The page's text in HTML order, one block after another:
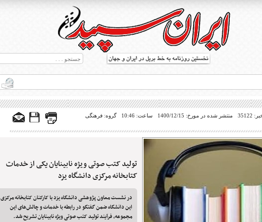
بریل در جهان
منتشر شده در مورخ: 1400/12/15 ساعت: 10:46 گروه: فرهنگی
تولید کتب صوتی ویژه نابینایان یکی از خدمات
کتابخانه مرکزی دانشگاه یزد
در نشست معاون پژوهشی دانشگاه یزد با کارکنان کتابخانه مرکزی
این دانشگاه ضمن گفتگو در رابطه با خدمات و چالش‌های این
مجموعه، فرآیند تولید کتب صوتی ویژه نابینایان تشریح شد.